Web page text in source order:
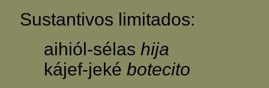
Sustantivos limitados:
aihiól-sélas hija
kájef-jeké botecito